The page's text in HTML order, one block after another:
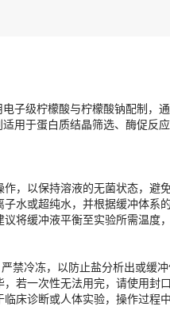
，以保持溶液的无菌状态，避
水或超纯水，并根据缓冲体系
冷冻，以防止盐分析出或缓
若一次性无法用完，请使用
子级柠檬酸与柠檬酸钠配制
用于蛋白质结晶筛选、酶促
，以保持溶液的无菌状态，避
水或超纯水，并根据缓冲体
将缓冲液平衡至实验所需温
禁冷冻，以防止盐分析出或缓
若一次性无法用完，请使用
床诊断或人体实验，操作过